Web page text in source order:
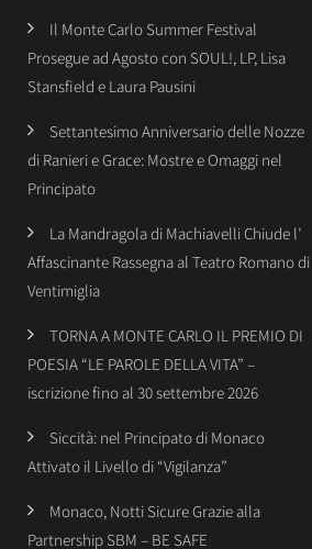
Il Monte Carlo Summer Festival
Prosegue ad Agosto con SOUL!, LP, Lisa
Stansfield e Laura Pausini
Settantesimo Anniversario delle Nozze
di Ranieri e Grace: Mostre e Omaggi nel
Principato
La Mandragola di Machiavelli Chiude l’
Affascinante Rassegna al Teatro Romano di
Ventimiglia
TORNA A MONTE CARLO IL PREMIO DI
POESIA “LE PAROLE DELLA VITA” –
iscrizione fino al 30 settembre 2026
Siccità: nel Principato di Monaco
Attivato il Livello di “Vigilanza”
Monaco, Notti Sicure Grazie alla
Partnership SBM – BE SAFE